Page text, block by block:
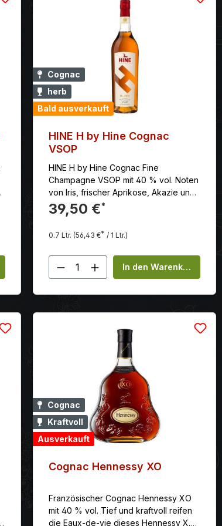
Cognac
herb
Bald ausverkauft
HINE H by Hine Cognac
VSOP
HINE H by Hine Cognac Fine
Champagne VSOP mit 40 % vol. Noten
von Iris, frischer Aprikose, Akazie und
weißem Pfeffer.
39,50 €*
0.7 Ltr. (56,43 €* / 1 Ltr.)
Produkt Anzahl: Gib
In den Warenkorb
Cognac
Kraftvoll
Ausverkauft
Cognac Hennessy XO
Französischer Cognac Hennessy XO
mit 40 % vol. Tief und kraftvoll reifen
die Eaux-de-vie dieses Hennessy X.O-